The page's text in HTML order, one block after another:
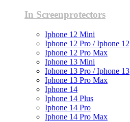
In Screenprotectors
Iphone 12 Mini
Iphone 12 Pro / Iphone 12
Iphone 12 Pro Max
Iphone 13 Mini
Iphone 13 Pro / Iphone 13
Iphone 13 Pro Max
Iphone 14
Iphone 14 Plus
Iphone 14 Pro
Iphone 14 Pro Max